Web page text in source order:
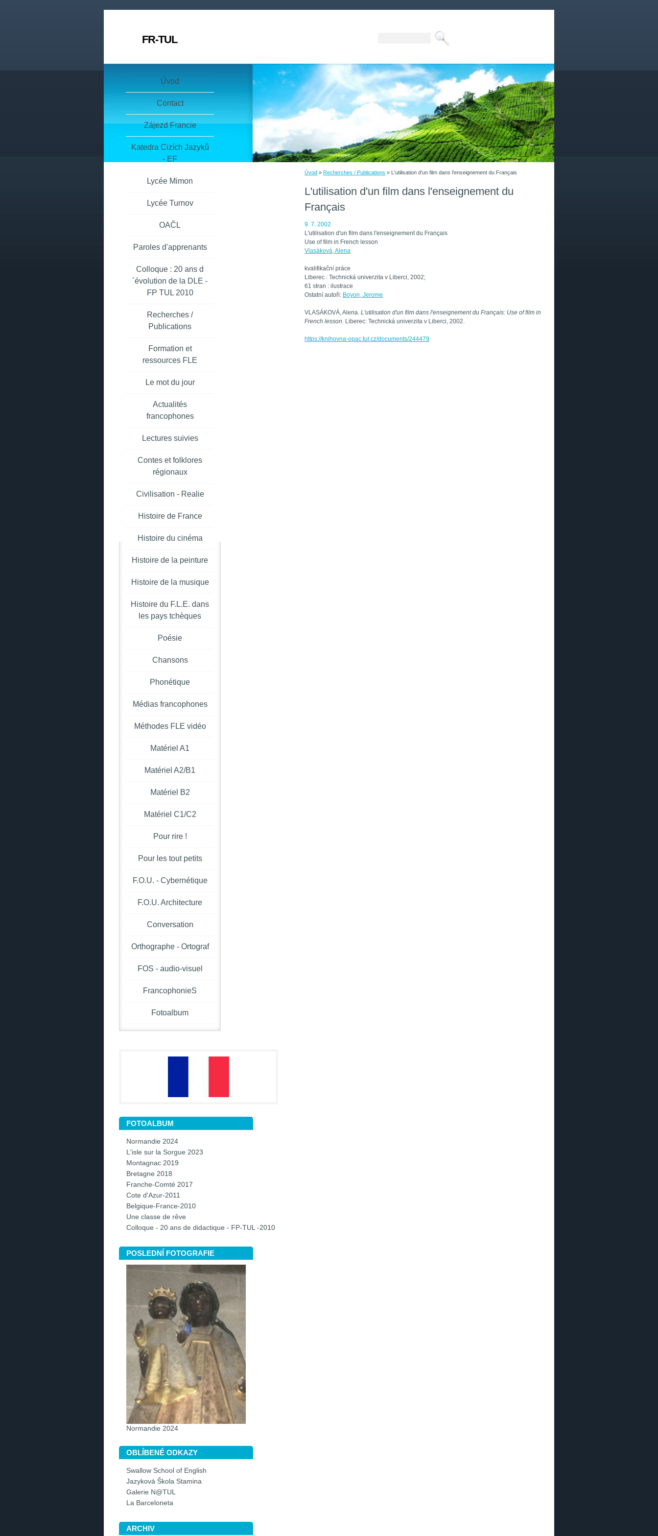
FR-TUL
Úvod » Recherches / Publications » L'utilisation d'un film dans l'enseignement du Français
L'utilisation d'un film dans l'enseignement du
Français
9. 7. 2002
L'utilisation d'un film dans l'enseignement du Français
Use of film in French lesson
Vlasáková, Alena
kvalifikační práce
Liberec : Technická univerzita v Liberci, 2002;
61 stran : ilustrace
Ostatní autoři: Boyon, Jerome
VLASÁKOVÁ, Alena. L'utilisation d'un film dans l'enseignement du Français: Use of film in
French lesson. Liberec: Technická univerzita v Liberci, 2002.
https://knihovna-opac.tul.cz/documents/244479
Úvod
Contact
Zájezd Francie
Katedra Cizích Jazyků
- EF
Lycée Mimon
Lycée Turnov
OAČL
Paroles d'apprenants
Colloque : 20 ans d
´évolution de la DLE -
FP TUL 2010
Recherches /
Publications
Formation et
ressources FLE
Le mot du jour
Actualités
francophones
Lectures suivies
Contes et folklores
régionaux
Civilisation - Realie
Histoire de France
Histoire du cinéma
Histoire de la peinture
Histoire de la musique
Histoire du F.L.E. dans
les pays tchèques
Poésie
Chansons
Phonétique
Médias francophones
Méthodes FLE vidéo
Matériel A1
Matériel A2/B1
Matériel B2
Matériel C1/C2
Pour rire !
Pour les tout petits
F.O.U. - Cybernétique
F.O.U. Architecture
Conversation
Orthographe - Ortograf
FOS - audio-visuel
FrancophonieS
Fotoalbum
FOTOALBUM
Normandie 2024
L'isle sur la Sorgue 2023
Montagnac 2019
Bretagne 2018
Franche-Comté 2017
Cote d'Azur-2011
Belgique-France-2010
Une classe de rêve
Colloque - 20 ans de didactique - FP-TUL -2010
POSLEDNÍ FOTOGRAFIE
Normandie 2024
OBLÍBENÉ ODKAZY
Swallow School of English
Jazyková Škola Stamina
Galerie N@TUL
La Barceloneta
ARCHIV